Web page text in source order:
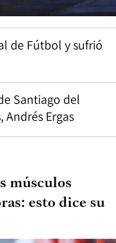
de Fútbol y sufrió
Santiago del
Ergas
músculos
esto dice su